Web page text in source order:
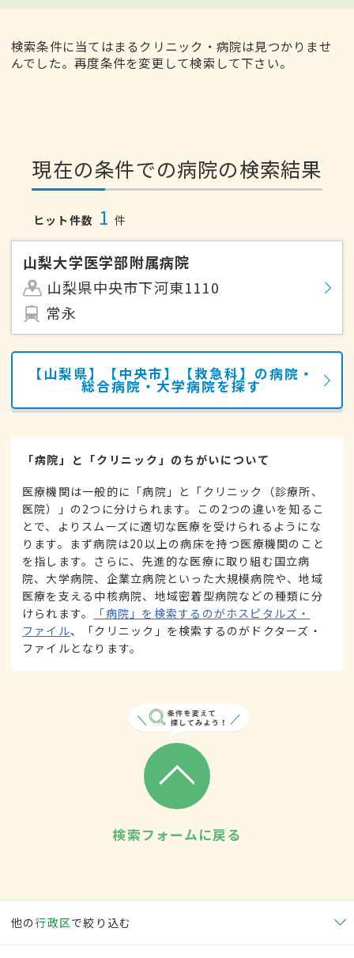
検索条件に当てはまるクリニック・病院は見つかりませ
んでした。再度条件を変更して検索して下さい。
現在の条件での病院の検索結果
ヒット件数 1 件
山梨大学医学部附属病院
山梨県中央市下河東1110
常永
【山梨県】【中央市】【救急科】の病院・
総合病院・大学病院を探す
「病院」と「クリニック」のちがいについて
医療機関は一般的に「病院」と「クリニック（診療所、
医院）」の2つに分けられます。この2つの違いを知るこ
とで、よりスムーズに適切な医療を受けられるようにな
ります。まず病院は20以上の病床を持つ医療機関のこと
を指します。さらに、先進的な医療に取り組む国立病
院、大学病院、企業立病院といった大規模病院や、地域
医療を支える中核病院、地域密着型病院などの種類に分
けられます。
「病院」を検索するのがホスピタルズ・
ファイル、「クリニック」を検索するのがドクターズ・
ファイルとなります。
検索フォームに戻る
他の行政区で絞り込む